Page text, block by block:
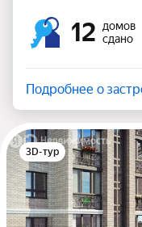
12
домов
сдано
Подробнее о
3D-тур